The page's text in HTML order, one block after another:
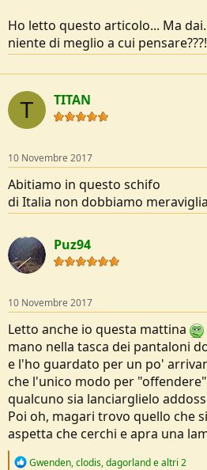
Ho letto questo articolo... Ma
niente di meglio a cui
T TITAN
10 Novembre 2017
Abitiamo in questo schifo
di Italia non dobbiamo
Puz94
10 Novembre 2017
Letto anche io questa mattina
mano nella tasca dei pantaloni
e l'ho guardato per un po'
che l'unico modo per
qualcuno sia lanciarglielo
Poi oh, magari trovo quello che
aspetta che cerchi e apra una
R
Gwenden,clodis,dagorlande altri 2